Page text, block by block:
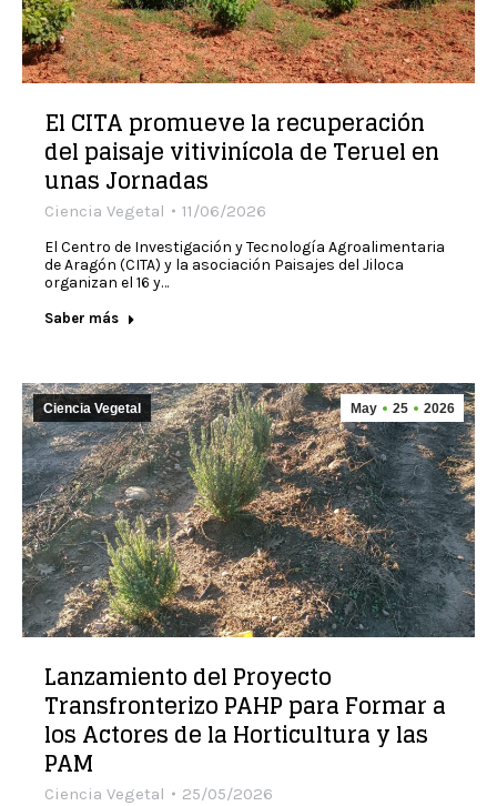
El CITA promueve la recuperación
del paisaje vitivinícola de Teruel en
unas Jornadas
Ciencia Vegetal 11/06/2026
El Centro de Investigación y Tecnología Agroalimentaria
de Aragón (CITA) y la asociación Paisajes del Jiloca
organizan el 16 y…
Saber más
May 25 2026
Ciencia Vegetal
Lanzamiento del Proyecto
Transfronterizo PAHP para Formar a
los Actores de la Horticultura y las
PAM
Ciencia Vegetal 25/05/2026